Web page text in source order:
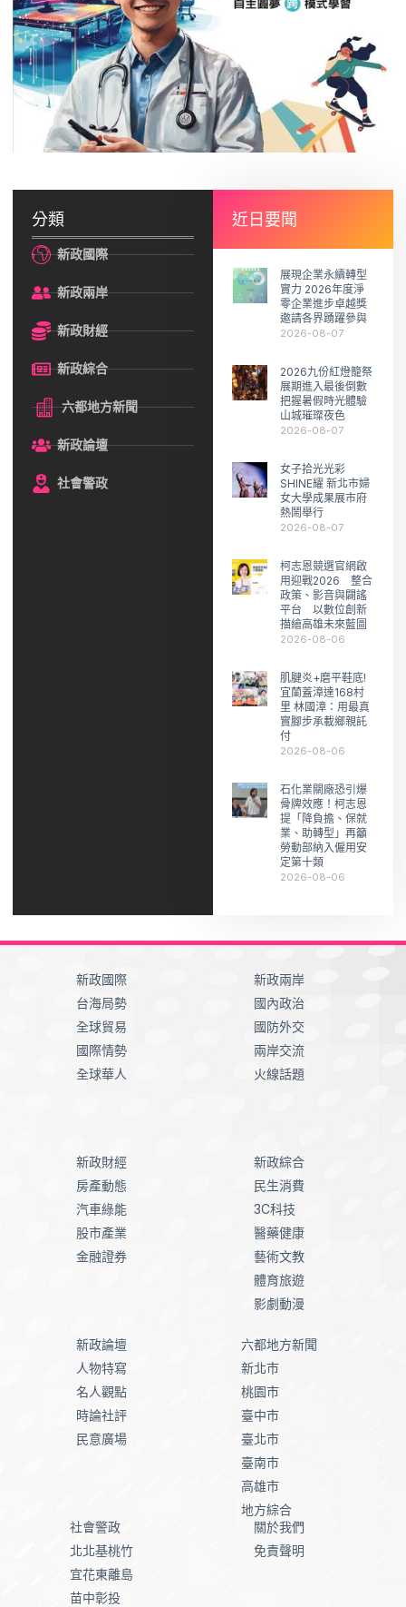
分類
新政國際
新政兩岸
新政財經
新政綜合
六都地方新聞
新政論壇
社會警政
近日要聞
展現企業永續轉型
實力 2026年度淨
零企業進步卓越獎
邀請各界踴躍參與
2026-08-07
2026九份紅燈籠祭
展期進入最後倒數
把握暑假時光體驗
山城璀璨夜色
2026-08-07
女子拾光光彩
SHINE耀 新北市婦
女大學成果展市府
熱鬧舉行
2026-08-07
柯志恩競選官網啟
用迎戰2026 整合
政策、影音與闢謠
平台 以數位創新
描繪高雄未來藍圖
2026-08-06
肌腱炎+磨平鞋底!
宜蘭蓋漳達168村
里 林國漳：用最真
實腳步承載鄉親託
付
2026-08-06
石化業關廠恐引爆
骨牌效應！柯志恩
提「降負擔、保就
業、助轉型」再籲
勞動部納入僱用安
定第十類
2026-08-06
新政國際
台海局勢
全球貿易
國際情勢
全球華人
新政兩岸
國內政治
國防外交
兩岸交流
火線話題
新政財經
房產動態
汽車綠能
股市產業
金融證券
新政綜合
民生消費
3C科技
醫藥健康
藝術文教
體育旅遊
影劇動漫
新政論壇
人物特寫
名人觀點
時論社評
民意廣場
六都地方新聞
新北市
桃園市
臺中市
臺北市
臺南市
高雄市
地方綜合
社會警政
北北基桃竹
宜花東離島
苗中彰投
關於我們
免責聲明